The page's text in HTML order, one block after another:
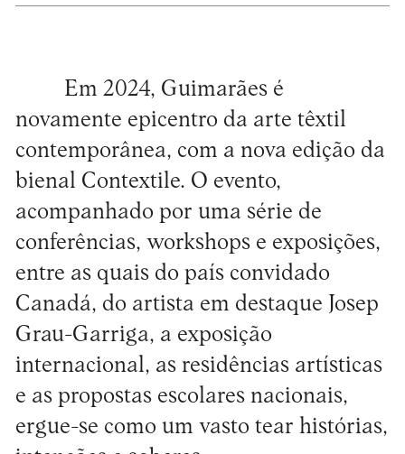
Em 2024, Guimarães é
novamente epicentro da arte têxtil
contemporânea, com a nova edição da
bienal Contextile. O evento,
acompanhado por uma série de
conferências, workshops e exposições,
entre as quais do país convidado
Canadá, do artista em destaque Josep
Grau-Garriga, a exposição
internacional, as residências artísticas
e as propostas escolares nacionais,
ergue-se como um vasto tear histórias,